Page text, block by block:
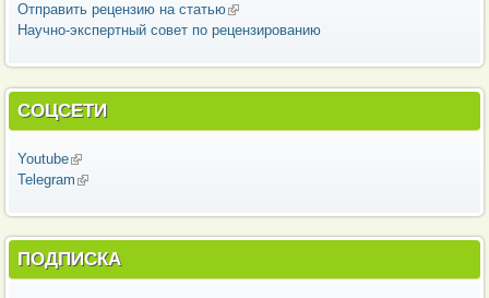
Отправить рецензию на статью(внешняя ссылка)
Научно-экспертный совет по рецензированию
СОЦСЕТИ
Youtube(внешняя ссылка)
Telegram (внешняя ссылка)
ПОДПИСКА